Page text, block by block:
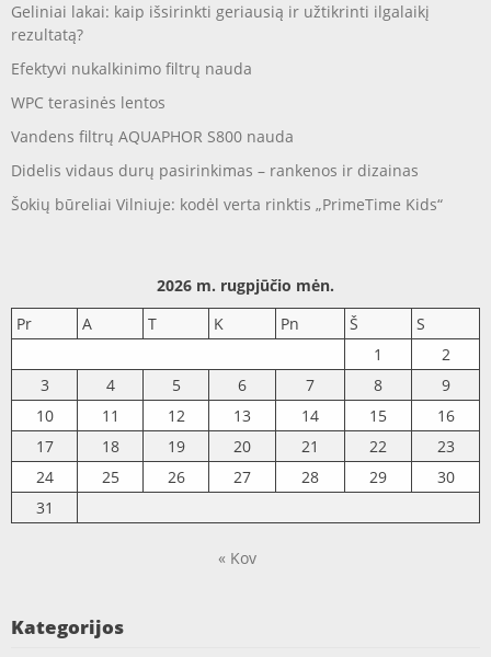
Geliniai lakai: kaip išsirinkti geriausią ir užtikrinti ilgalaikį
rezultatą?
Efektyvi nukalkinimo filtrų nauda
WPC terasinės lentos
Vandens filtrų AQUAPHOR S800 nauda
Didelis vidaus durų pasirinkimas – rankenos ir dizainas
Šokių būreliai Vilniuje: kodėl verta rinktis „PrimeTime Kids“
2026 m. rugpjūčio mėn.
Pr
A T K Pn Š
S
1
2
3
4 5 6 7 8
9
10
11 12 13 14 15
16
17
18 19 20 21 22
23
24
25 26 27 28 29
30
31
« Kov
Kategorijos